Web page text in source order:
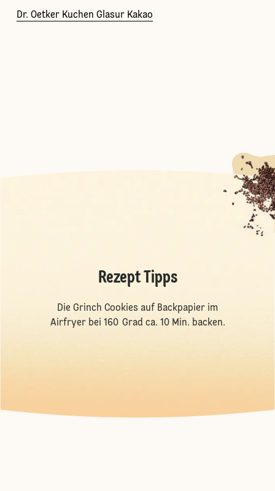
Dr. Oetker Kuchen Glasur Kakao
Rezept Tipps
Die Grinch Cookies auf Backpapier im
Airfryer bei 160 Grad ca. 10 Min. backen.